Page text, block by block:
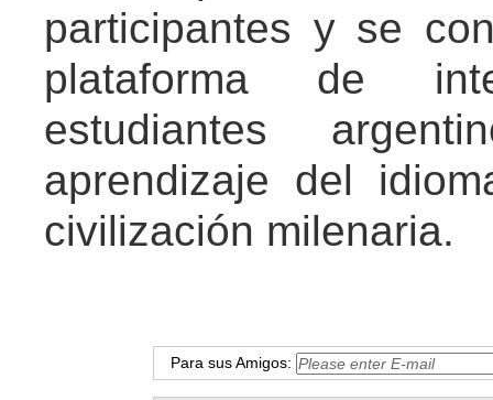
participantes y se
plataforma de
estudiantes
aprendizaje del
civilización milenaria.
Para sus Amigos: